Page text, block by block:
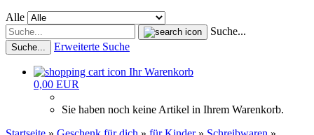
Alle
Suche...
Suche... Erweiterte Suche
Ihr Warenkorb
0,00 EUR
Sie haben noch keine Artikel in Ihrem Warenkorb.